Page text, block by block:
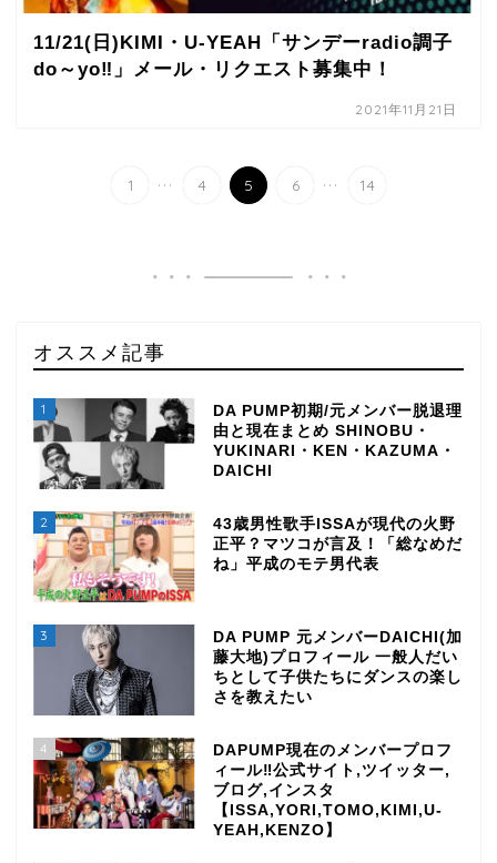
11/21(日)KIMI・U-YEAH「サンデーradio調子
do～yo‼」メール・リクエスト募集中！
2021年11月21日
1 ... 4 5 6 ... 14
オススメ記事
1
DA PUMP初期/元メンバー脱退理
由と現在まとめ SHINOBU・
YUKINARI・KEN・KAZUMA・
DAICHI
2
43歳男性歌手ISSAが現代の火野
正平？マツコが言及！「総なめだ
ね」平成のモテ男代表
3
DA PUMP 元メンバーDAICHI(加
藤大地)プロフィール 一般人だい
ちとして子供たちにダンスの楽し
さを教えたい
4
DAPUMP現在のメンバープロフ
ィール‼公式サイト,ツイッター,
ブログ,インスタ
【ISSA,YORI,TOMO,KIMI,U-
YEAH,KENZO】